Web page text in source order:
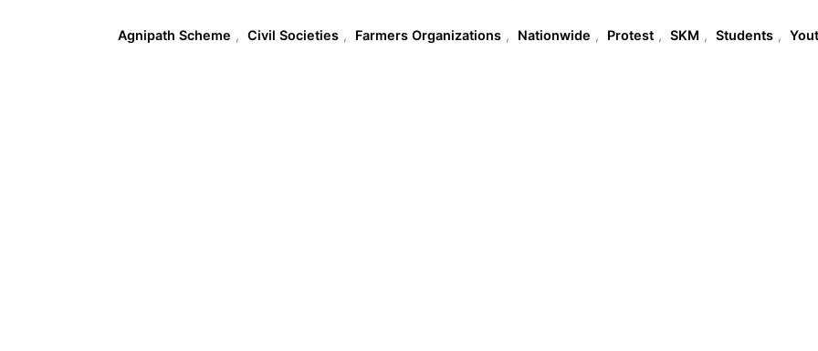
Agnipath Scheme , Civil Societies , Farmers Organizations , Nationwide , Protest , SKM , Students ,